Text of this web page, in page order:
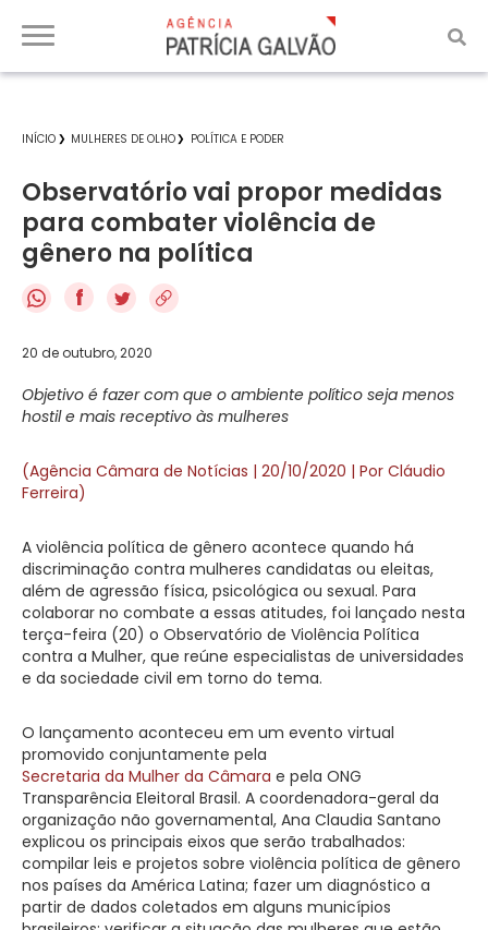
INÍCIO MULHERES DE OLHO POLÍTICA E PODER
Observatório vai propor medidas
para combater violência de
gênero na política
f
20 de outubro, 2020
Objetivo é fazer com que o ambiente político seja menos
hostil e mais receptivo às mulheres
(Agência Câmara de Notícias | 20/10/2020 | Por Cláudio
Ferreira)
A violência política de gênero acontece quando há
discriminação contra mulheres candidatas ou eleitas,
além de agressão física, psicológica ou sexual. Para
colaborar no combate a essas atitudes, foi lançado nesta
terça-feira (20) o Observatório de Violência Política
contra a Mulher, que reúne especialistas de universidades
e da sociedade civil em torno do tema.
O lançamento aconteceu em um evento virtual
promovido conjuntamente pela
Secretaria da Mulher da Câmara e pela ONG
Transparência Eleitoral Brasil. A coordenadora-geral da
organização não governamental, Ana Claudia Santano
explicou os principais eixos que serão trabalhados:
compilar leis e projetos sobre violência política de gênero
nos países da América Latina; fazer um diagnóstico a
partir de dados coletados em alguns municípios